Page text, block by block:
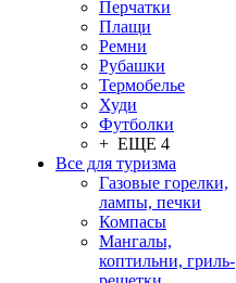
Перчатки
Плащи
Ремни
Рубашки
Термобелье
Худи
Футболки
+ ЕЩЕ 4
Все для туризма
Газовые горелки,
лампы, печки
Компасы
Мангалы,
коптильни, гриль-